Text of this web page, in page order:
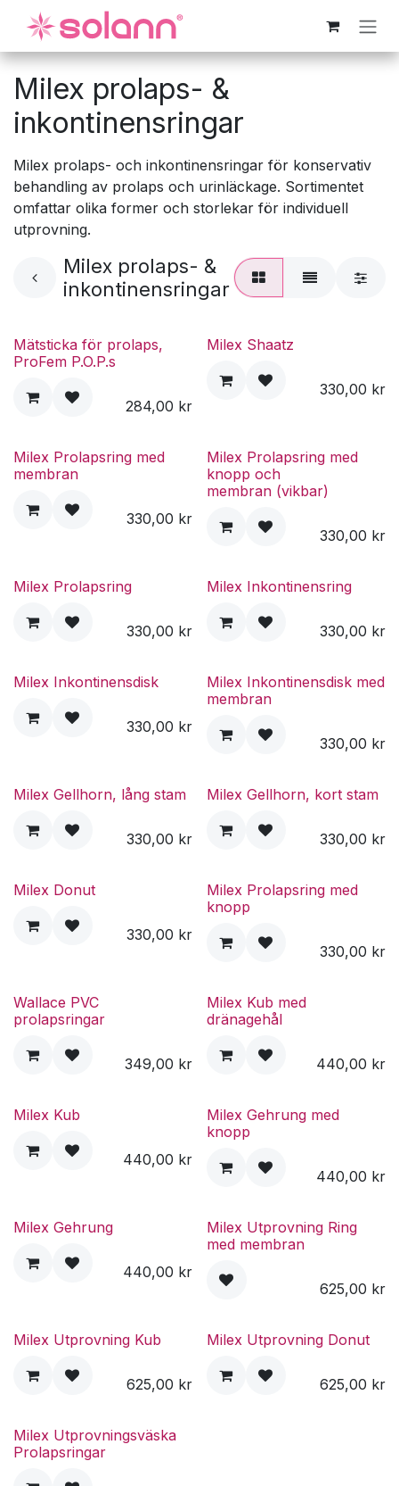
Hoppa till innehåll
Milex prolaps- &
inkontinensringar
Milex prolaps- och inkontinensringar för konservativ
behandling av prolaps och urinläckage. Sortimentet
omfattar olika former och storlekar för individuell
utprovning.
Milex prolaps- &
inkontinensringar
Mätsticka för prolaps,
ProFem P.O.P.s
284,00 kr
Milex Shaatz
330,00 kr
Milex Prolapsring med
membran
330,00 kr
Milex Prolapsring med
knopp och
membran (vikbar)
330,00 kr
Milex Prolapsring
330,00 kr
Milex Inkontinensring
330,00 kr
Milex Inkontinensdisk
330,00 kr
Milex Inkontinensdisk med
membran
330,00 kr
Milex Gellhorn, lång stam
330,00 kr
Milex Gellhorn, kort stam
330,00 kr
Milex Donut
330,00 kr
Milex Prolapsring med
knopp
330,00 kr
Wallace PVC
prolapsringar
349,00 kr
Milex Kub med
dränagehål
440,00 kr
Milex Kub
440,00 kr
Milex Gehrung med
knopp
440,00 kr
Milex Gehrung
440,00 kr
Milex Utprovning Ring
med membran
625,00 kr
Milex Utprovning Kub
625,00 kr
Milex Utprovning Donut
625,00 kr
Milex Utprovningsväska
Prolapsringar